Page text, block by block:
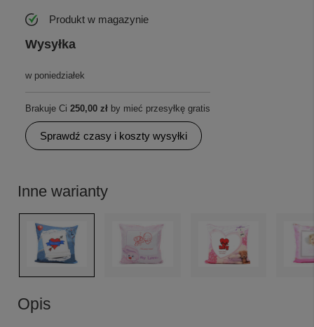
Produkt w magazynie
Wysyłka
w poniedziałek
Brakuje Ci 250,00 zł by mieć przesyłkę gratis
Sprawdź czasy i koszty wysyłki
Inne warianty
Opis